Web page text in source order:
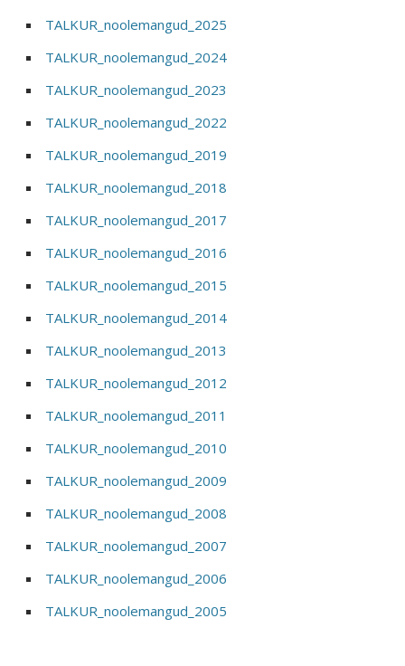
TALKUR_noolemangud_2025
TALKUR_noolemangud_2024
TALKUR_noolemangud_2023
TALKUR_noolemangud_2022
TALKUR_noolemangud_2019
TALKUR_noolemangud_2018
TALKUR_noolemangud_2017
TALKUR_noolemangud_2016
TALKUR_noolemangud_2015
TALKUR_noolemangud_2014
TALKUR_noolemangud_2013
TALKUR_noolemangud_2012
TALKUR_noolemangud_2011
TALKUR_noolemangud_2010
TALKUR_noolemangud_2009
TALKUR_noolemangud_2008
TALKUR_noolemangud_2007
TALKUR_noolemangud_2006
TALKUR_noolemangud_2005